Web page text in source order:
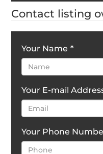
Contact listing
Your Name *
Your E-mail
Your Phone